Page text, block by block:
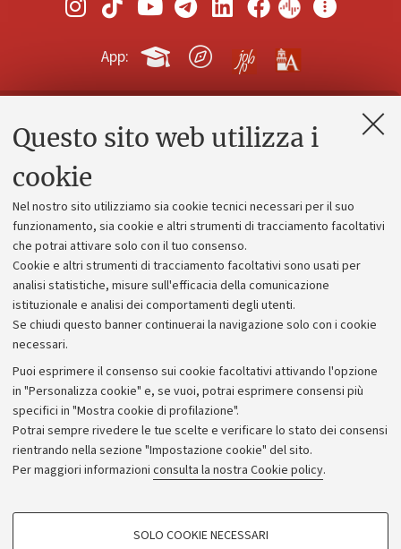
Questo sito web utilizza i
cookie
Nel nostro sito utilizziamo sia cookie tecnici necessari per il suo
funzionamento, sia cookie e altri strumenti di tracciamento facoltativi
che potrai attivare solo con il tuo consenso.
Cookie e altri strumenti di tracciamento facoltativi sono usati per
analisi statistiche, misure sull'efficacia della comunicazione
istituzionale e analisi dei comportamenti degli utenti.
Se chiudi questo banner continuerai la navigazione solo con i cookie
necessari.
Puoi esprimere il consenso sui cookie facoltativi attivando l'opzione
in "Personalizza cookie" e, se vuoi, potrai esprimere consensi più
specifici in "Mostra cookie di profilazione".
Potrai sempre rivedere le tue scelte e verificare lo stato dei consensi
rientrando nella sezione "Impostazione cookie" del sito.
Per maggiori informazioni consulta la nostra Cookie policy.
COOKIE DI PROFILAZIONE - FACOLTATIVI
SOLO COOKIE NECESSARI
App:
Contatti e PEC
Alumni community
Piano strategico
Bilanci
Donazioni e 5x1000
Merchandising - UniboStore
Bandi, gare e concorsi
Albo online
Amministrazione trasparente
Atti di notifica
Informazioni sul sito e accessibilità
Dichiarazione di accessibilità
Privacy e note legali